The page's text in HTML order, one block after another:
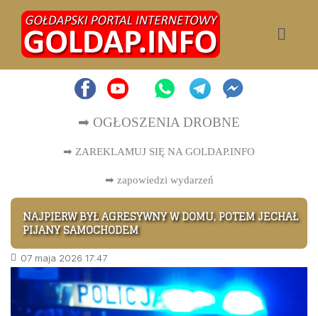
➡ OGŁOSZENIA DROBNE
➡ ZAREKLAMUJ SIĘ NA GOLDAP.INFO
➡ zapowiedzi wydarzeń
NAJPIERW BYŁ AGRESYWNY W DOMU, POTEM JECHAŁ
PIJANY SAMOCHODEM
07 maja 2026 17:47